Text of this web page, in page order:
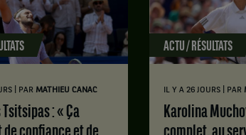
PAR MATHIEU CANAC
ACTU / RÉSULTATS
IL Y A 26 JOURS PAR
Karolina Muchova : tennis